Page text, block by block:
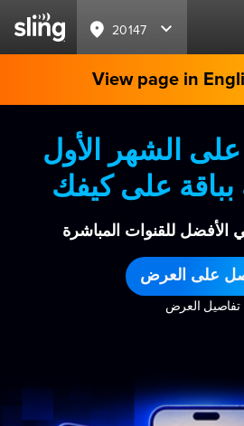
20147
View page in
٥٠٪ على الشهر الأول
بباقة على كيفك
الأفضل للقنوات المباشرة
على العرض
تفاصيل العرض